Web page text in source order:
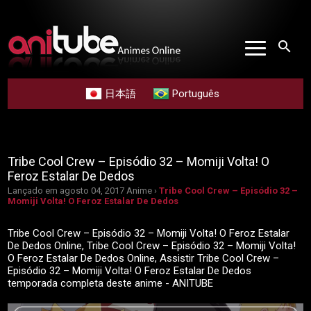
search
日本語 Português
Tribe Cool Crew – Episódio 32 – Momiji Volta! O
Feroz Estalar De Dedos
Lançado em agosto 04, 2017 Anime ›Tribe Cool Crew – Episódio 32 –
Momiji Volta! O Feroz Estalar De Dedos
Tribe Cool Crew – Episódio 32 – Momiji Volta! O Feroz Estalar
De Dedos Online, Tribe Cool Crew – Episódio 32 – Momiji Volta!
O Feroz Estalar De Dedos Online, Assistir Tribe Cool Crew –
Episódio 32 – Momiji Volta! O Feroz Estalar De Dedos
temporada completa deste anime - ANITUBE